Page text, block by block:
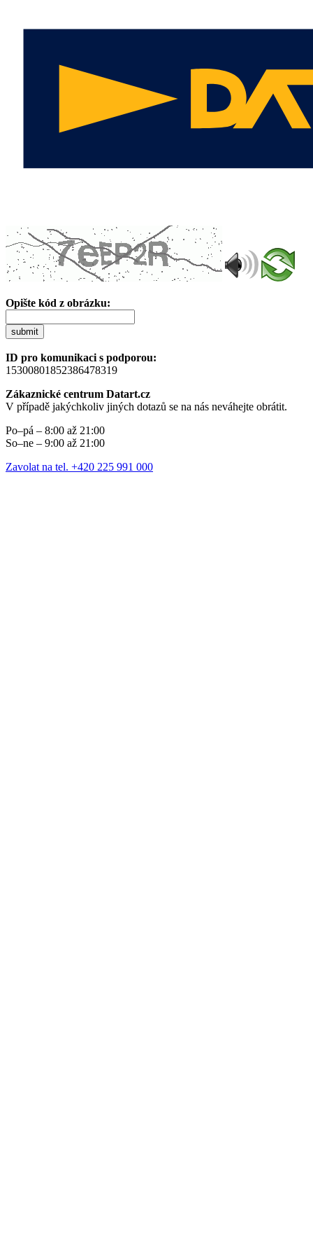
Opište kód z obrázku:
submit
ID pro komunikaci s podporou:
15300801852386478319
Zákaznické centrum Datart.cz
V případě jakýchkoliv jiných dotazů se na nás neváhejte obrátit.
Po–pá – 8:00 až 21:00
So–ne – 9:00 až 21:00
Zavolat na tel. +420 225 991 000